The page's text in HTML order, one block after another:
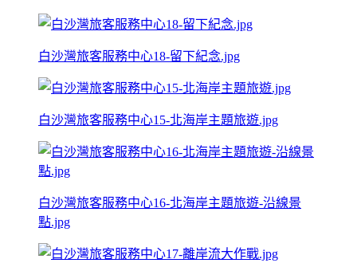
白沙灣旅客服務中心18-留下紀念.jpg
白沙灣旅客服務中心15-北海岸主題旅遊.jpg
白沙灣旅客服務中心16-北海岸主題旅遊-沿線景
點.jpg